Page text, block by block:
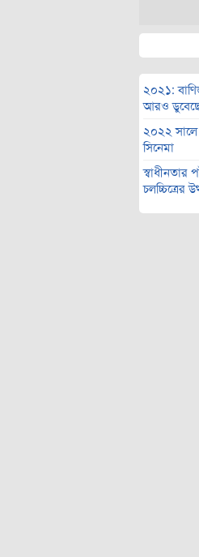
২০২১:
আরও
২০২২ সালে
সিনেমা
স্বাধীনতার
চলচ্চিত্রের